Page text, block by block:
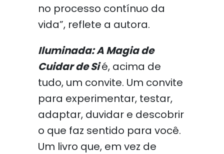
no processo contínuo da
vida”, reflete a autora.
Iluminada: A Magia de
Cuidar de Sié, acima de
tudo, um convite. Um convite
para experimentar, testar,
adaptar, duvidar e descobrir
o que faz sentido para você.
Um livro que, em vez de